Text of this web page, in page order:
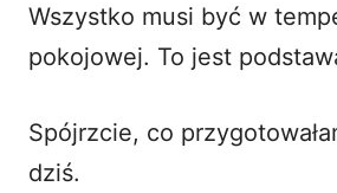
Wszystko musi być w
pokojowej. To jest
Spójrzcie, co
dziś.